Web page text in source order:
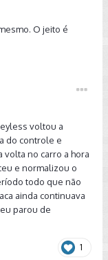
O jeito é
voltou a
do controle e
no carro a hora
e normalizou o
todo que não
ainda continuava
parou de
1